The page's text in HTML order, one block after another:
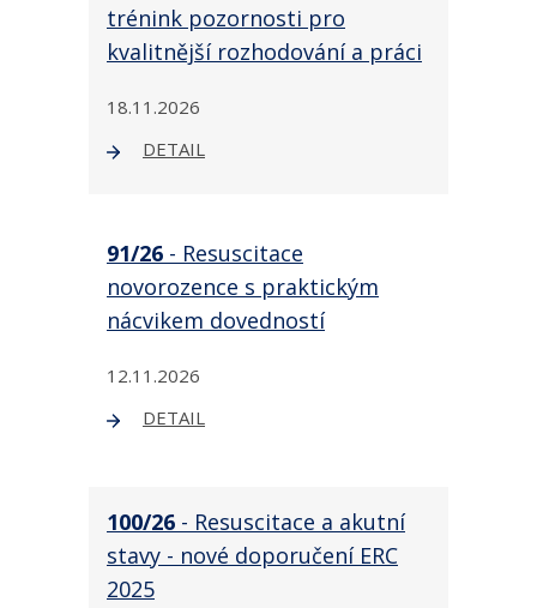
trénink pozornosti pro
kvalitnější rozhodování a práci
18.11.2026
DETAIL
91/26 - Resuscitace
novorozence s praktickým
nácvikem dovedností
12.11.2026
DETAIL
100/26 - Resuscitace a akutní
stavy - nové doporučení ERC
2025